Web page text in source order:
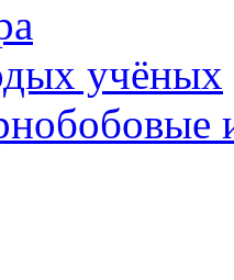
учёных